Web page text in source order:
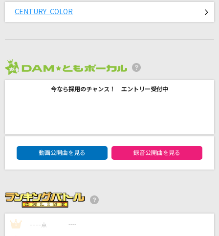
リサイタルズ
ジコチューで行こう!
乃木坂46
ぬゆり
涙のイエスタデー
CENTURY COLOR
今なら採用のチャンス！ エントリー受付中
DAM★ともボーカルエントリーランキング
動画公開曲を見る
録音公開曲を見る
1 ---- 点 ----